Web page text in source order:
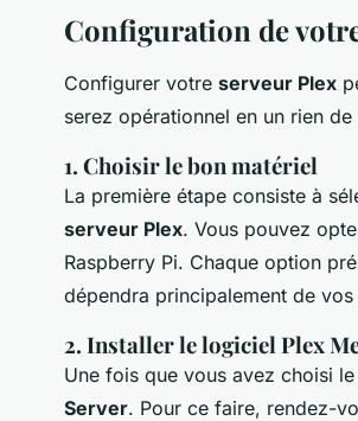
Configuration de
Configurer votre serveur Plex
serez opérationnel en un rien de
1. Choisir le bon matériel
La première étape consiste à
serveur Plex. Vous pouvez
Raspberry Pi. Chaque option
dépendra principalement de
2. Installer le logiciel Plex
Une fois que vous avez choisi
Server. Pour ce faire, rendez-